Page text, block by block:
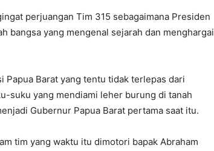
perjuangan Tim 315 sebagaimana Presiden
bangsa yang mengenal sejarah dan menghargai
Barat yang tentu tidak terlepas dari
suku yang mendiami leher burung di tanah
Gubernur Papua Barat pertama saat itu.
tim yang waktu itu dimotori bapak Abraham